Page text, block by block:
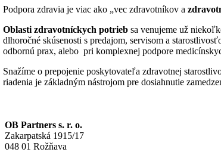
Podpora zdravia je viac ako „vec zdravotníkov a
Oblasti zdravotníckych potrieb sa venujeme už
dlhoročné skúsenosti s predajom, servisom a
odbornú prax, alebo pri komplexnej podpore
Snažíme o prepojenie poskytovateľa zdravotnej
riadenia je základným nástrojom pre dosiahnutie
OB Partners s. r. o.
Zakarpatská 1915/17
048 01 Rožňava